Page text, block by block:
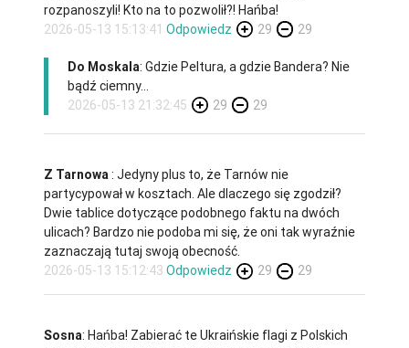
rozpanoszyli! Kto na to pozwolił?! Hańba!
2026-05-13 15:13:41 Odpowiedz 29 29
Do Moskala: Gdzie Peltura, a gdzie Bandera? Nie
bądź ciemny...
2026-05-13 21:32:45
29 29
Z Tarnowa: Jedyny plus to, że Tarnów nie
partycypował w kosztach. Ale dlaczego się zgodził?
Dwie tablice dotyczące podobnego faktu na dwóch
ulicach? Bardzo nie podoba mi się, że oni tak wyraźnie
zaznaczają tutaj swoją obecność.
2026-05-13 15:12:43 Odpowiedz 29 29
Sosna: Hańba! Zabierać te Ukraińskie flagi z Polskich